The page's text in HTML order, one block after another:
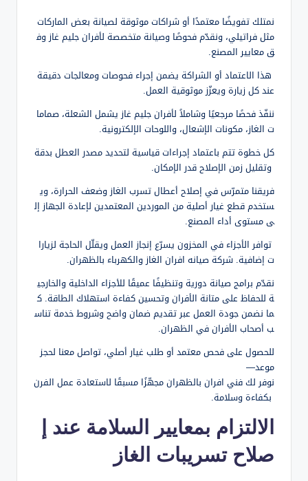
نمتلك تفويضًا معتمدًا أو شراكات موثوقة لصيانة بعض الماركات
مثل فراتيلي، ونقدّم فحوصًا وصيانة متخصصة لأفران جليم غاز وف
ق معايير المصنع.
هذا الاعتماد أو الشراكة يضمن إجراء فحوصات ومعالجات دقيقة
عند كل زيارة ويعزّز موثوقية العمل.
ننفّذ فحصًا مرجعيًا وشاملاً لأفران جليم غاز يشمل الشعلة، صماما
ت الغاز، مكونات الإشعال، واللوحات الإلكترونية.
كل خطوة تتم باعتماد إجراءات قياسية لتحديد مصدر العطل بدقة
وتقليل زمن الإصلاح قدر الإمكان.
فريقنا متمرّس في إصلاح أعطال تسرب الغاز وضعف الحرارة، وي
ستخدم قطع غيار أصلية من الموردين المعتمدين لإعادة الجهاز إل
ى مستوى أداء المصنع.
توافر الأجزاء في المخزون يسرّع إنجاز العمل ويقلّل الحاجة لزيارا
ت إضافية. شركة صيانه افران الغاز والكهرباء بالظهران.
نقدّم برامج صيانة دورية وتنظيفًا عميقًا للأجزاء الداخلية والخارجي
ة للحفاظ على متانة الأفران وتحسين كفاءة استهلاك الطاقة. ك
ما نضمن جودة العمل عبر تقديم ضمان واضح وشروط خدمة تناس
ب أصحاب الأفران في الظهران.
للحصول على فحص معتمد أو طلب غيار أصلي، تواصل معنا لحجز
موعد—
نوفر لك فني افران بالظهران مجهّزًا مسبقًا لاستعادة عمل الفرن
بكفاءة وسلامة.
الالتزام بمعايير السلامة عند إ
صلاح تسريبات الغاز